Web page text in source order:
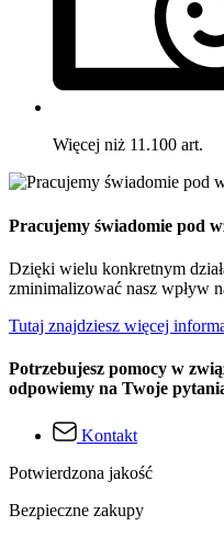
Więcej niż 11.100 art.
Pracujemy świadomie pod
Dzięki wielu konkretnym
zminimalizować nasz wpływ
Tutaj znajdziesz więcej
Potrzebujesz pomocy w
odpowiemy na Twoje
Kontakt
Potwierdzona jakość
Bezpieczne zakupy